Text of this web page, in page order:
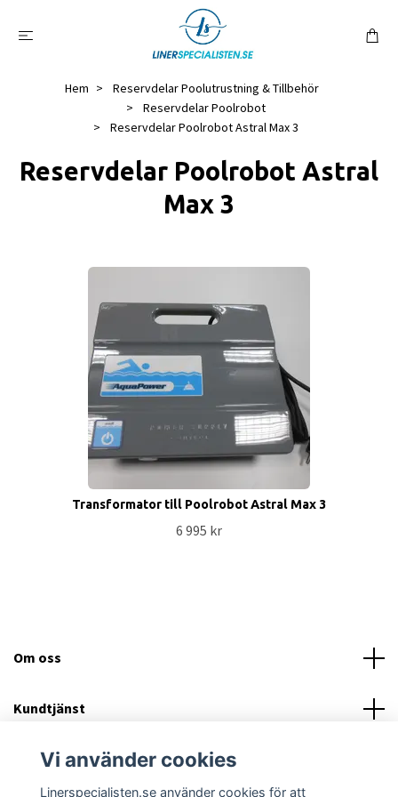
Hem
Reservdelar Poolutrustning & Tillbehör
Reservdelar Poolrobot
Reservdelar Poolrobot Astral Max 3
Reservdelar Poolrobot Astral
Max 3
Transformator till Poolrobot Astral Max 3
6 995 kr
Om oss
Kundtjänst
Läs merVi använder cookies
Linerspecialisten.se använder cookies för att